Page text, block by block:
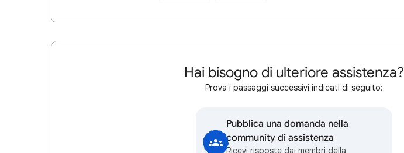
Hai bisogno di ulteriore assistenza?
Prova i passaggi successivi indicati di seguito:
Pubblica una domanda nella
community di assistenza
Ricevi risposte dai membri della